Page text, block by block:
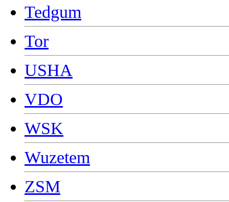
Tedgum
Tor
USHA
VDO
WSK
Wuzetem
ZSM